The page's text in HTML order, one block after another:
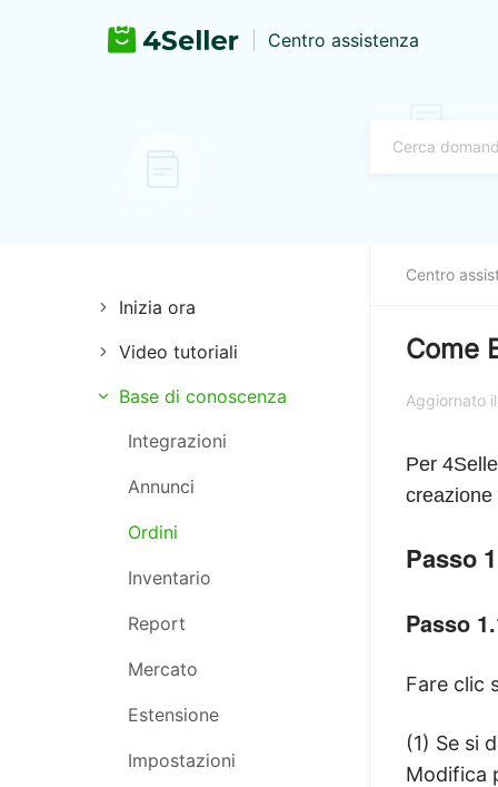
Centro assistenza
Inizia ora
Autorizzazione al
4Seller
Pubblica prodotti
Registrati e accedi
Video tutoriali
Estensione
Gestione dei negozi
Guida Definitiva a TikTok
Gestione Annunci
Gestione Acquisti
Gestione Ordini
Gestione Inventario
Gestione Marketing
Base di conoscenza
Integrazioni
Annunci
Ordini
Inventario
Report
Mercato
Estensione
Impostazioni
Centro
Come
Aggiornato
Per
creazione
Passo
Passo
Fare clic
(1) Se si
Modifica